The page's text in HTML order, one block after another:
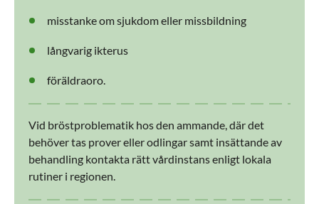
misstanke om sjukdom eller missbildning
långvarig ikterus
föräldraoro.
Vid bröstproblematik hos den ammande, där det
behöver tas prover eller odlingar samt insättande av
behandling kontakta rätt vårdinstans enligt lokala
rutiner i regionen.